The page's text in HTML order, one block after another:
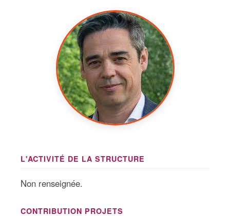
L'ACTIVITÉ DE LA STRUCTURE
Non renseignée.
CONTRIBUTION PROJETS